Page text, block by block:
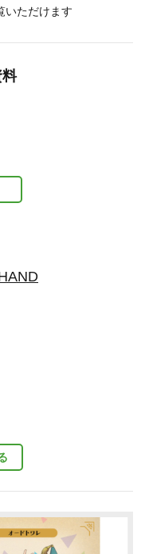
いただけます